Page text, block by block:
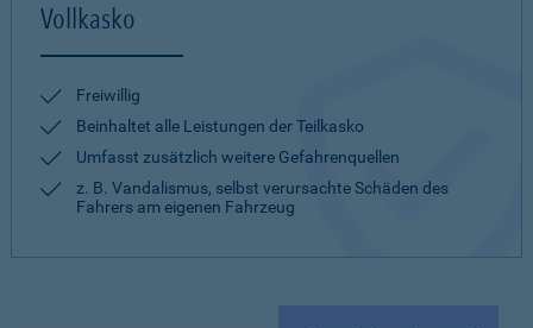
Vollkasko
Freiwillig
Beinhaltet alle Leistungen der Teilkasko
Umfasst zusätzlich weitere Gefahrenquellen
z. B. Vandalismus, selbst verursachte Schäden des
Fahrers am eigenen Fahrzeug